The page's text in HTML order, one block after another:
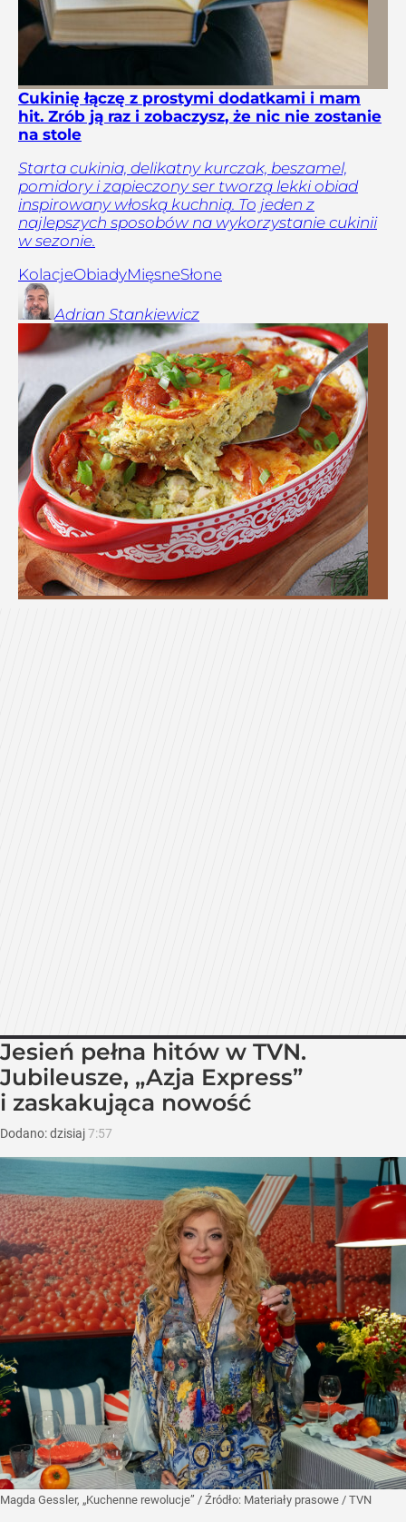
Cukinię łączę z prostymi dodatkami i mam
hit. Zrób ją raz i zobaczysz, że nic nie zostanie
na stole
Starta cukinia, delikatny kurczak, beszamel,
pomidory i zapieczony ser tworzą lekki obiad
inspirowany włoską kuchnią. To jeden z
najlepszych sposobów na wykorzystanie cukinii
w sezonie.
KolacjeObiadyMięsneSłone
Adrian Stankiewicz
Jesień pełna hitów w TVN.
Jubileusze, „Azja Express”
i zaskakująca nowość
Dodano:dzisiaj7:57
Magda Gessler, „Kuchenne rewolucje” / Źródło: Materiały prasowe / TVN